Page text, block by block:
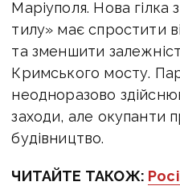
Маріуполя. Нова гілка
тилу» має спростити
та зменшити
Кримського мосту.
неодноразово
заходи, але окупанти
будівництво.
ЧИТАЙТЕ ТАКОЖ: